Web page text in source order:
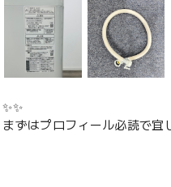
ずはプロフィール必読で宜